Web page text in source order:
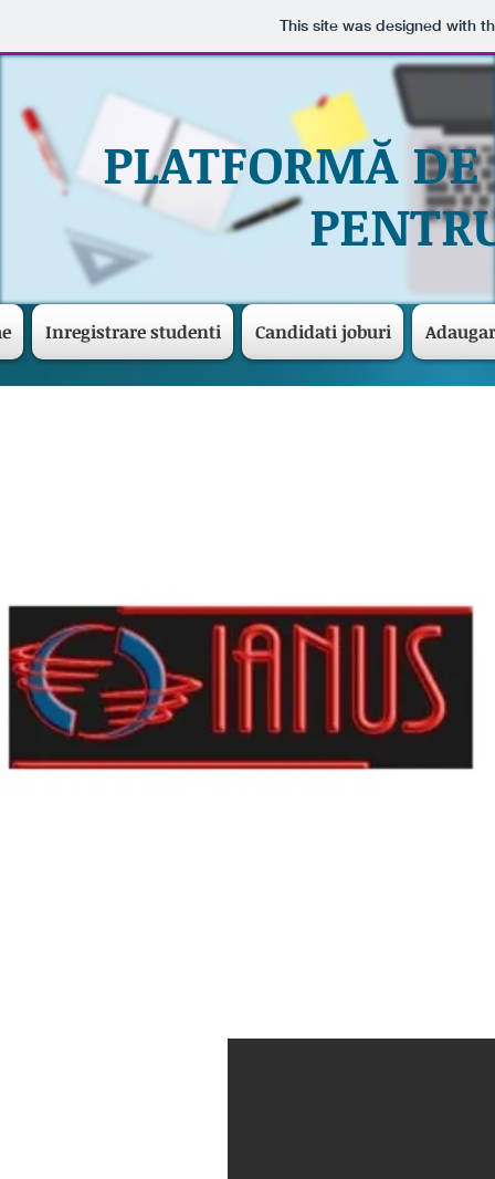
This site was designed with
PLATFORMĂ
Inregistrare studenti Candidati joburi